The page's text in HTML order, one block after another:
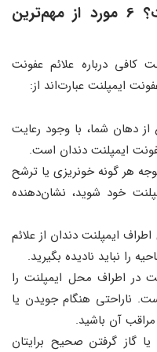
علائم عفونت ایمپلنت چیست؟ 6 مورد از مهم‌ترین
کافی درباره علائم عفونت
ایمپلنت عبارت‌اند از:
دهان شما، با وجود رعایت
ایمپلنت دندان است.
هر گونه خونریزی یا ترشح
خود شوید، نشان‌دهنده
ایمپلنت دندان از علائم
را نباید نادیده بگیرید.
در اطراف محل ایمپلنت را
ناراحتی هنگام جویدن یا
آن باشید.
گاز گرفتن صحیح برایتان